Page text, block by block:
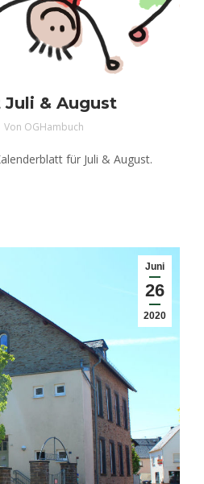
& August
Von OGHambuch
für Juli & August.
Juni
26
2020